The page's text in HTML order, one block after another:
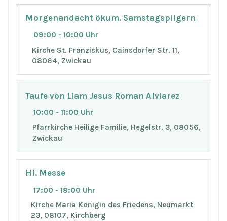
Morgenandacht ökum. Samstagspilgern
09:00 - 10:00 Uhr
Kirche St. Franziskus, Cainsdorfer Str. 11,
08064, Zwickau
Taufe von Liam Jesus Roman Alviarez
10:00 - 11:00 Uhr
Pfarrkirche Heilige Familie, Hegelstr. 3, 08056,
Zwickau
Hl. Messe
17:00 - 18:00 Uhr
Kirche Maria Königin des Friedens, Neumarkt
23, 08107, Kirchberg